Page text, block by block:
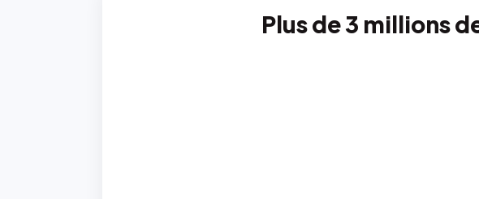
Plus de 3 millions